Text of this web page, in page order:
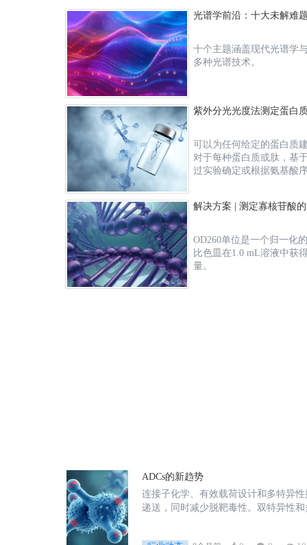
光谱学前沿：十大未解难
十个主题涵盖现代光谱学
多种光谱技术。
紫外分光光度法测定蛋白
可以为任何给定的蛋白质
对于每种蛋⽩质或肽，基
过实验确定或根据氨基酸序列计算消
Lambert law（或比尔定律
解决方案 | 测定寡核苷酸
OD260单位是一个归一化
比色皿在1.0 mL溶液中获
量。
ADCs的新趋势
连接子化学、有效载荷设计和多特异
递送，同时减少脱靶毒性。双特异性